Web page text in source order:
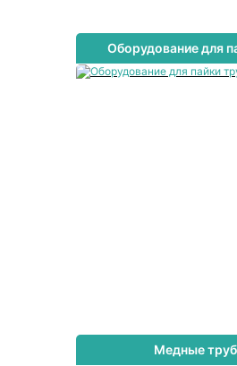
Оборудование для
Медные